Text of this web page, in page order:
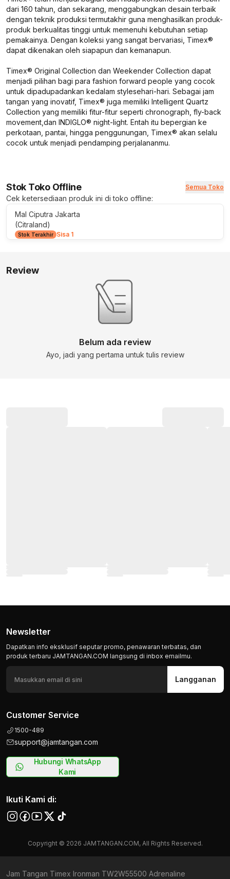
Newsletter
Dapatkan info eksklusif seputar promo, penawaran terbatas, dan
produk terbaru JAMTANGAN.COM langsung di inbox emailmu.
Langganan
Customer Service
1500-489
support@jamtangan.com
Hubungi WhatsApp
Kami
Ikuti Kami di:
Copyright © 2026 JAMTANGAN.COM, All Rights Reserved.
Jam Tangan Timex Ironman TW2W55500 Adrenaline
dari 160 tahun, dan sekarang, menggabungkan desain terbaik
dengan teknik produksi termutakhir guna menghasilkan produk-
produk berkualitas tinggi untuk memenuhi kebutuhan setiap
pemakainya. Dengan koleksi yang sangat bervariasi, Timex®
dapat dikenakan oleh siapapun dan kemanapun.
Timex® Original Collection dan Weekender Collection dapat
menjadi pilihan bagi para fashion forward people yang cocok
untuk dipadupadankan kedalam stylesehari-hari. Sebagai jam
tangan yang inovatif, Timex® juga memiliki Intelligent Quartz
Collection yang memiliki fitur-fitur seperti chronograph, fly-back
movement, dan INDIGLO® night-light. Entah itu bepergian ke
perkotaan, pantai, hingga penggunungan, Timex® akan selalu
cocok untuk menjadi pendamping perjalananmu.
Stok Toko Offline Semua Toko
Cek ketersediaan produk ini di toko offline:
Mal Ciputra Jakarta
(Citraland)
Stok Terakhir Sisa 1
Review
Belum ada review
Ayo, jadi yang pertama untuk tulis review